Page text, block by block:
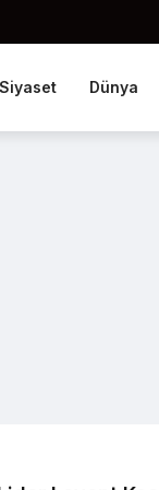
Siyaset Dünya